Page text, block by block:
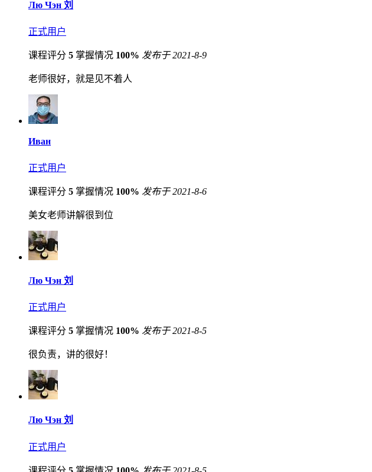
Лю Чэн 刘
正式用户
课程评分 5 掌握情况 100% 发布于 2021-8-9
老师很好，就是见不着人
Иван
正式用户
课程评分 5 掌握情况 100% 发布于 2021-8-6
美女老师讲解很到位
Лю Чэн 刘
正式用户
课程评分 5 掌握情况 100% 发布于 2021-8-5
很负责，讲的很好！
Лю Чэн 刘
正式用户